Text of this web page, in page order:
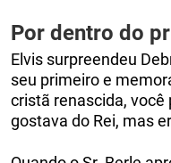
Por dentro do
Elvis surpreendeu
seu primeiro e
cristã renascida, você
gostava do Rei, mas